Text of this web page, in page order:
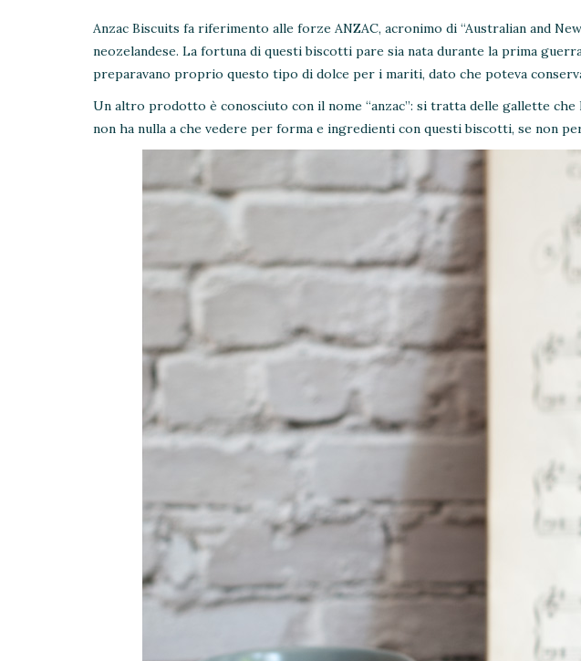
Anzac Biscuits fa riferimento alle forze ANZAC, acronimo di “Australian and
neozelandese. La fortuna di questi biscotti pare sia nata durante la prima
preparavano proprio questo tipo di dolce per i mariti, dato che poteva
Un altro prodotto è conosciuto con il nome “anzac”: si tratta delle gallette
non ha nulla a che vedere per forma e ingredienti con questi biscotti, se non